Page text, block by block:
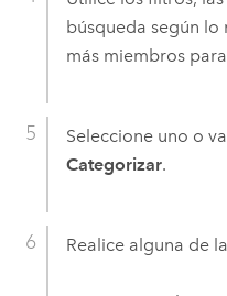
búsqueda según lo
más miembros
Seleccione uno o
Categorizar.
Realice alguna de